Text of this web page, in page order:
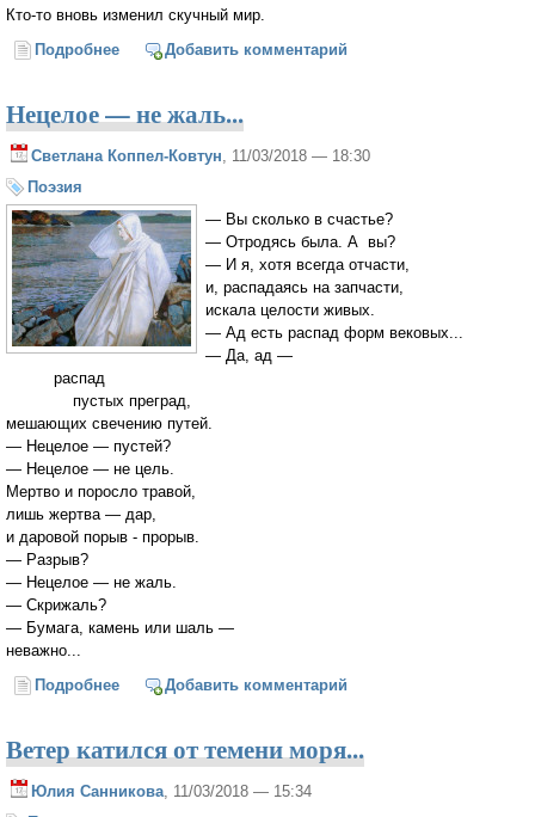
Кто-то вновь изменил скучный мир.
Подробнее о Вдохновение – редкость большая
Добавить комментарий
Нецелое — не жаль...
Светлана Коппел-Ковтун , 11/03/2018 — 18:30
Поэзия
— Вы сколько в счастье?
— Отродясь была. А вы?
— И я, хотя всегда отчасти,
и, распадаясь на запчасти,
искала целости живых.
— Ад есть распад форм вековых...
— Да, ад —
распад
пустых преград,
мешающих свечению путей.
— Нецелое — пустей?
— Нецелое — не цель.
Мертво и поросло травой,
лишь жертва — дар,
и даровой порыв - прорыв.
— Разрыв?
— Нецелое — не жаль.
— Скрижаль?
— Бумага, камень или шаль —
неважно...
Подробнее о Нецелое — не жаль...
Добавить комментарий
Ветер катился от темени моря...
Юлия Санникова , 11/03/2018 — 15:34